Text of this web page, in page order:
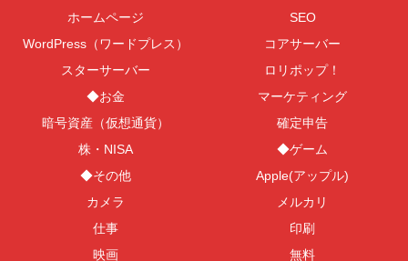
ホームページ
SEO
WordPress（ワードプレス）
コアサーバー
スターサーバー
ロリポップ！
◆お金
マーケティング
暗号資産（仮想通貨）
確定申告
株・NISA
◆ゲーム
◆その他
Apple(アップル)
カメラ
メルカリ
仕事
印刷
映画
無料